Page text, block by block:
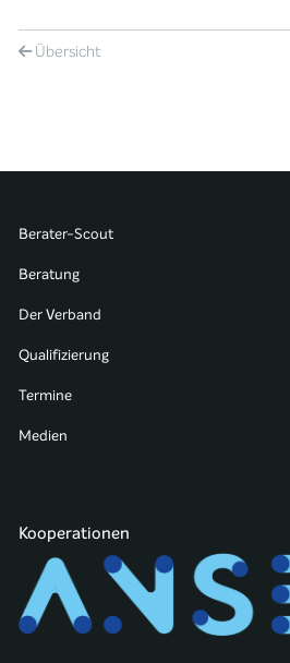
Übersicht
Berater-Scout
Beratung
Der Verband
Qualifizierung
Termine
Medien
Kooperationen